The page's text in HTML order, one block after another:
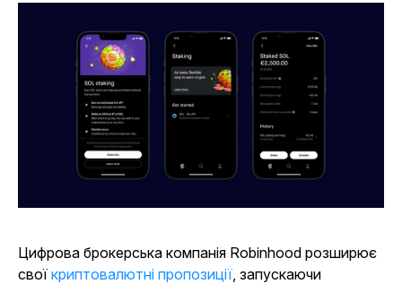
Цифрова брокерська компанія Robinhood розширює
свої криптовалютні пропозиції, запускаючи